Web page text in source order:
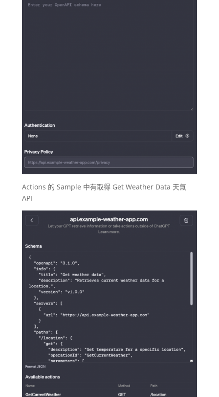
Actions 的 Sample 中有取得 Get Weather Data 天氣
API